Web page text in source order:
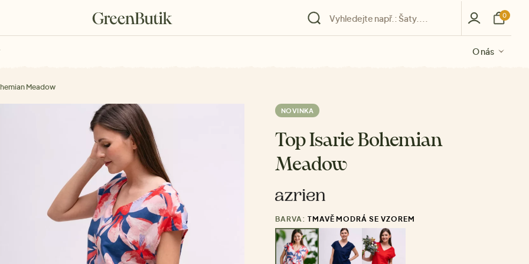
O nás
O nás
O nás
poukazy O nás
O nás
0
Meadow
NOVINKA
Top Isarie Bohemian
Meadow
BARVA: TMAVĚ MODRÁ SE VZOREM